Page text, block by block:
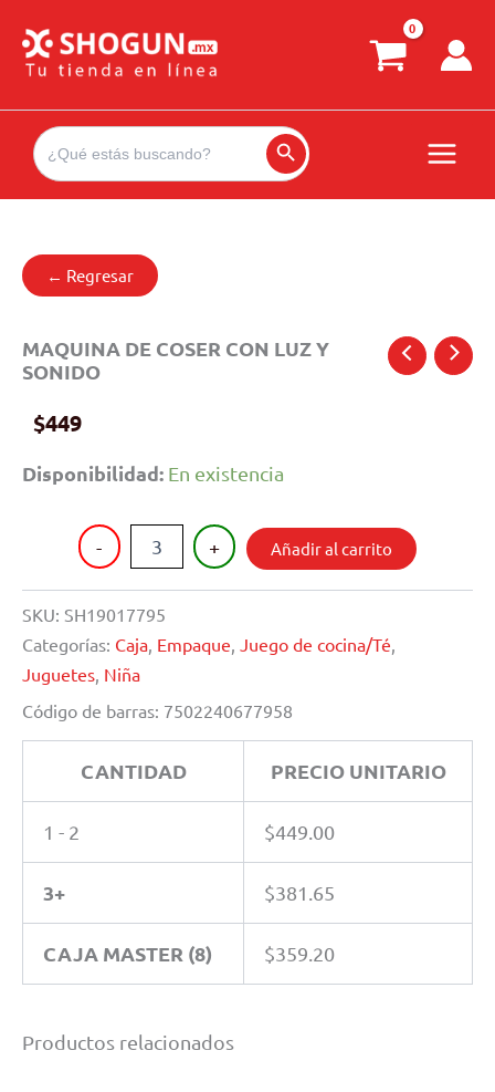
contenido
Search
for:
← Regresar
MAQUINA DE COSER CON LUZ Y
SONIDO
$449
Disponibilidad: En existencia
-
MAQUINA
DE
LUZ
Y
SONIDO
cantidad
+ Añadir al carrito
SKU: SH19017795
Categorías: Caja Empaque Juego de cocina/Té
Juguetes Niña
Código de barras: 7502240677958
CANTIDAD PRECIO UNITARIO
1 - 2 $449.00
3+ $381.65
CAJA MASTER (8) $359.20
Productos relacionados